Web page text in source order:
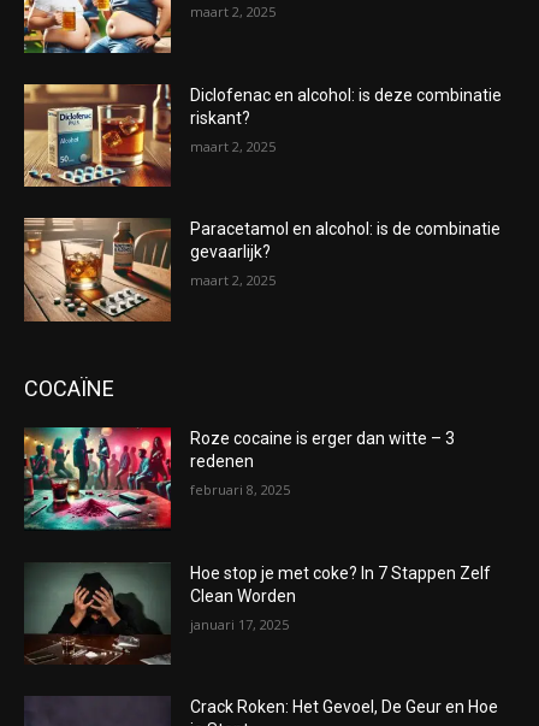
maart 2, 2025
Diclofenac en alcohol: is deze combinatie
riskant?
maart 2, 2025
Paracetamol en alcohol: is de combinatie
gevaarlijk?
maart 2, 2025
COCAÏNE
Roze cocaine is erger dan witte – 3
redenen
februari 8, 2025
Hoe stop je met coke? In 7 Stappen Zelf
Clean Worden
januari 17, 2025
Crack Roken: Het Gevoel, De Geur en Hoe